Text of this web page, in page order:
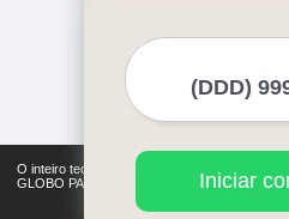
Mapa do
O inteiro teor deste site está sujeito à
GLOBO PANFLETAGEM (Lei 9610 de 19/02/
Iniciar